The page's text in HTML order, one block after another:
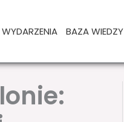
WYDARZENIA BAZA WIEDZY